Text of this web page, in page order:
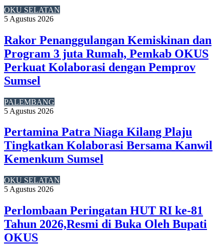
OKU SELATAN
5 Agustus 2026
Rakor Penanggulangan Kemiskinan dan
Program 3 juta Rumah, Pemkab OKUS
Perkuat Kolaborasi dengan Pemprov
Sumsel
PALEMBANG
5 Agustus 2026
Pertamina Patra Niaga Kilang Plaju
Tingkatkan Kolaborasi Bersama Kanwil
Kemenkum Sumsel
OKU SELATAN
5 Agustus 2026
Perlombaan Peringatan HUT RI ke-81
Tahun 2026,Resmi di Buka Oleh Bupati
OKUS